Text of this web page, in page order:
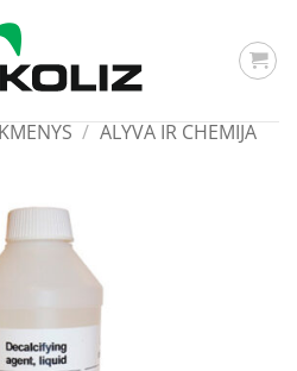
/ ALYVA IR CHEMIJA